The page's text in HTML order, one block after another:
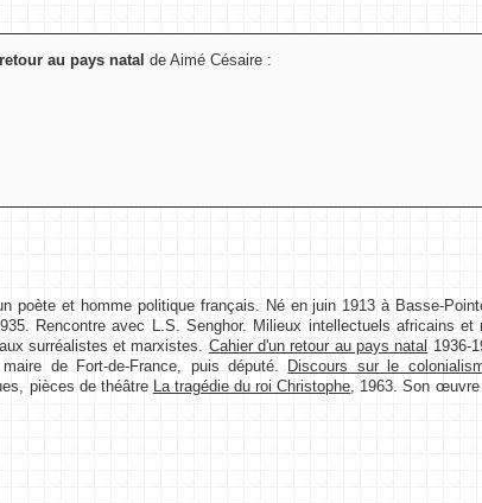
au pays natal de Aimé Césaire :
et homme politique français. Né en juin 1913 à Basse-
Rencontre avec L.S. Senghor. Milieux intellectuels africains et
surréalistes et marxistes. Cahier d'un retour au pays natal 1936-
de Fort-de-France, puis député.
Discours sur le
pièces de théâtre
La tragédie du roi Christophe , 1963. Son